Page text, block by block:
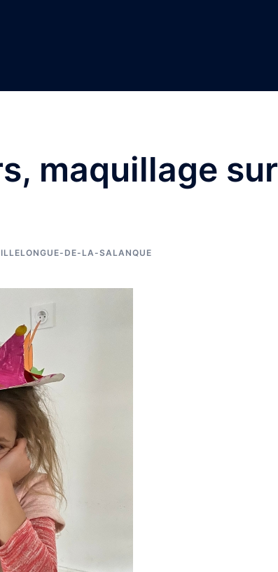
maquillage sur
DE-LA-SALANQUE